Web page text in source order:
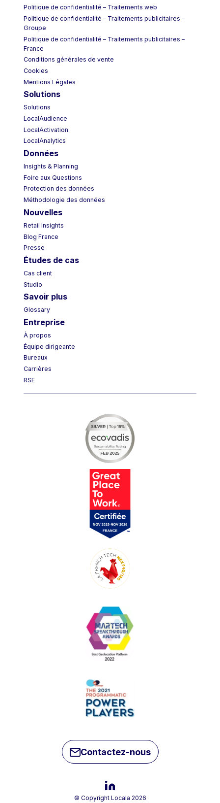
Politique de confidentialité – Traitements web
Politique de confidentialité – Traitements publicitaires –
Groupe
Politique de confidentialité – Traitements publicitaires –
France
Conditions générales de vente
Cookies
Mentions Légales
Solutions
Solutions
LocalAudience
LocalActivation
LocalAnalytics
Données
Insights & Planning
Foire aux Questions
Protection des données
Méthodologie des données
Nouvelles
Retail Insights
Blog France
Presse
Études de cas
Cas client
Studio
Savoir plus
Glossary
Entreprise
À propos
Équipe dirigeante
Bureaux
Carrières
RSE
Contactez-nous
© Copyright Locala 2026